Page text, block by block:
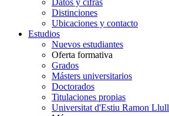
Distinciones
Ubicaciones y contacto
Estudios
Nuevos estudiantes
Oferta formativa
Grados
Másters universitarios
Doctorados
Titulaciones propias
Universitat d'Estiu Ramon Llull